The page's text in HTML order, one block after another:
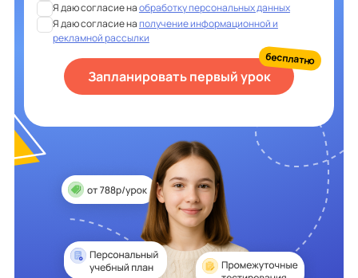
Я даю согласие наобработку персональных данных
Я даю согласие наполучение информационной и
рекламной рассылки
Запланировать первый урок
бесплатно